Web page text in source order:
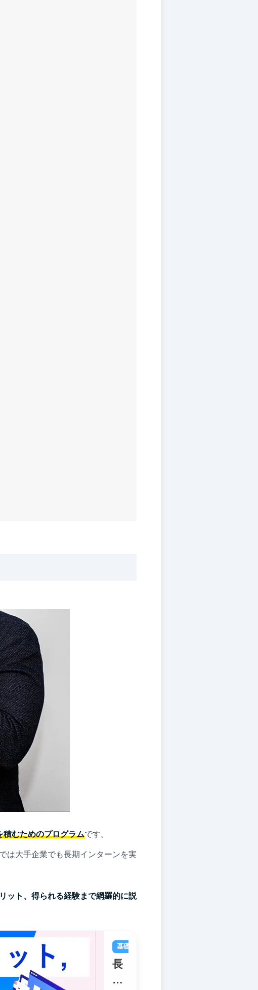
積むためのプログラムです。
は大手企業でも長期インターンを実
ット、得られる経験まで網羅的に説
基礎ガイド
長
期